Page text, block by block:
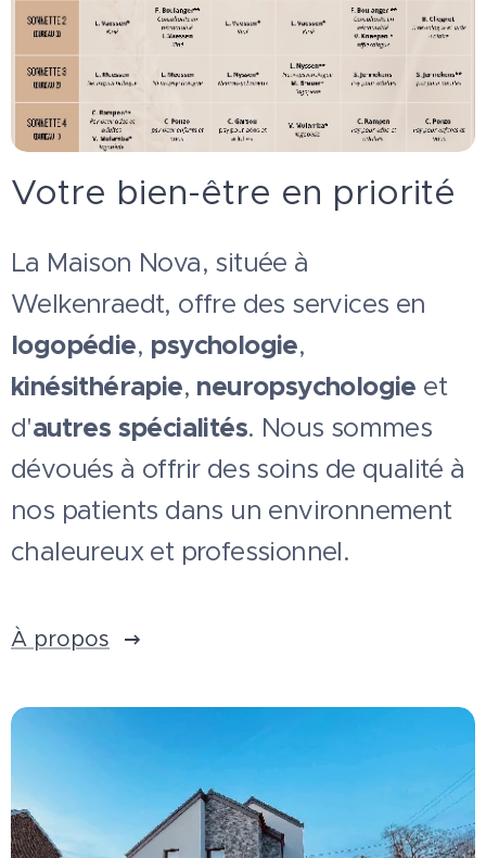
Votre bien-être en priorité
La Maison Nova, située à
Welkenraedt, offre des services en
logopédie, psychologie,
kinésithérapie, neuropsychologie et
d'autres spécialités. Nous sommes
dévoués à offrir des soins de qualité à
nos patients dans un environnement
chaleureux et professionnel.
À propos